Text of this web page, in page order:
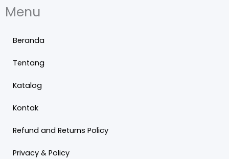
Menu
Beranda
Tentang
Katalog
Kontak
Refund and Returns Policy
Privacy & Policy